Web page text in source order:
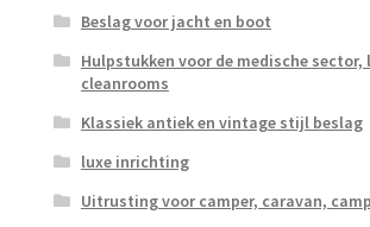
Beslag voor jacht en boot
Hulpstukken voor de medische
cleanrooms
Klassiek antiek en vintage stijl beslag
luxe inrichting
Uitrusting voor camper, caravan,